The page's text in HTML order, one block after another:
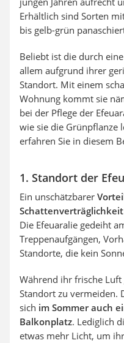
Erhältlich sind Sorten
bis gelb-grün
Beliebt ist die durch
allem aufgrund ihrer
Standort. Mit einem
Wohnung kommt sie
bei der Pflege der
wie sie die Grünpflanze
erfahren Sie in diesem
1. Standort der
Ein unschätzbarer
Die Efeuaralie gedeiht
Treppenaufgängen,
Standorte, die kein
Während ihr frische
Standort zu vermeiden.
sich im Sommer auch
Balkonplatz. Lediglich
etwas mehr Licht, um